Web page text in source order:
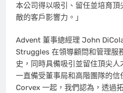
本公司得以吸引、留任並培育
敵的客戶影響力。」
Advent 董事總經理 John
Struggles 在領導顧問和管理服
史，同時具備吸引並留住頂尖
一直備受董事局和高階團隊的
Corvex 一起，我們認為，透過